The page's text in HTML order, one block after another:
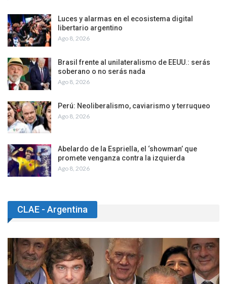
Luces y alarmas en el ecosistema digital
libertario argentino
Ago 8, 2026
Brasil frente al unilateralismo de EEUU.: serás
soberano o no serás nada
Ago 8, 2026
Perú: Neoliberalismo, caviarismo y terruqueo
Ago 8, 2026
Abelardo de la Espriella, el ‘showman’ que
promete venganza contra la izquierda
Ago 8, 2026
CLAE - Argentina